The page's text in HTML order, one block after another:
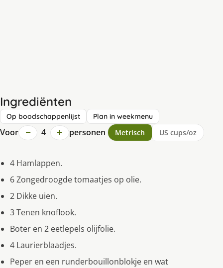
Ingrediënten
Op boodschappenlijst Plan in weekmenu
Voor − 4 + personen Metrisch US cups/oz
4 Hamlappen.
6 Zongedroogde tomaatjes op olie.
2 Dikke uien.
3 Tenen knoflook.
Boter en 2 eetlepels olijfolie.
4 Laurierblaadjes.
Peper en een runderbouillonblokje en wat